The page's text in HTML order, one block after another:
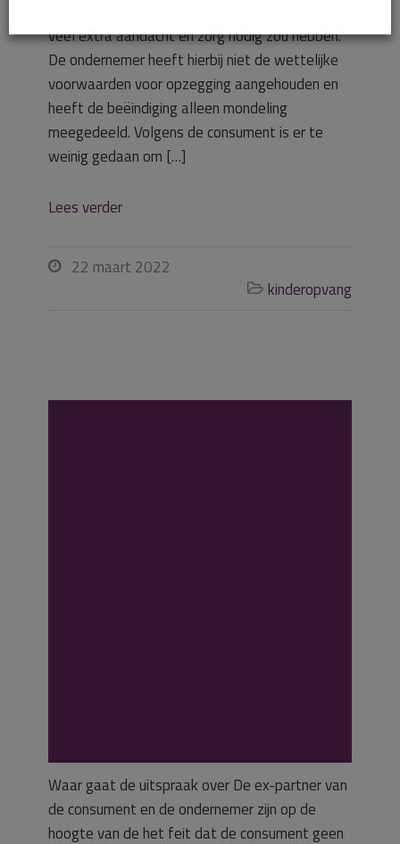
veel extra aandacht en zorg nodig zou hebben.
De ondernemer heeft hierbij niet de wettelijke
voorwaarden voor opzegging aangehouden en
heeft de beëindiging alleen mondeling
meegedeeld. Volgens de consument is er te
weinig gedaan om […]
Lees verder
 22 maart 2022
 kinderopvang
Waar gaat de uitspraak over De ex-partner van
de consument en de ondernemer zijn op de
hoogte van de het feit dat de consument geen